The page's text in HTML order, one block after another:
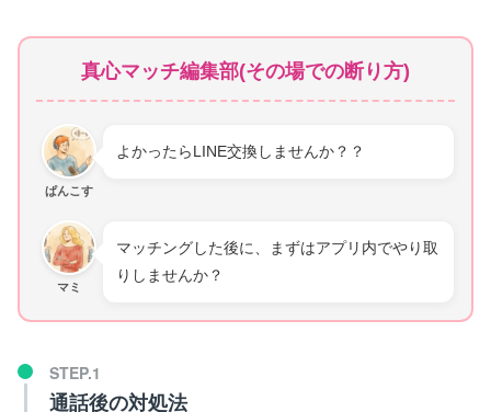
真心マッチ編集部(その場での断り方)
ぱんこす
よかったらLINE交換しませんか？？
マミ
マッチングした後に、まずはアプリ内でやり取
りしませんか？
通話後の対処法